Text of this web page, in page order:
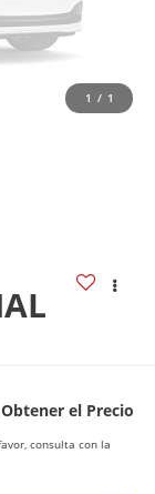
1 / 1
el Precio
consulta con la